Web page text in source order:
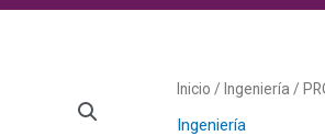
Inicio / Ingeniería /
Ingeniería